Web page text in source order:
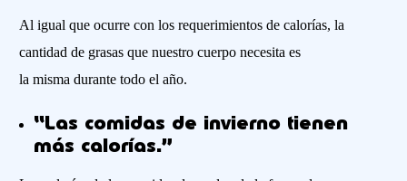
Al igual que ocurre con los requerimientos de calorías, la
cantidad de grasas que nuestro cuerpo necesita es
la mismadurante todo el año.
“Las comidas de invierno tienen
más calorías.”